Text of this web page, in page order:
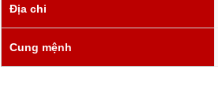
Địa chi
Cung mệnh